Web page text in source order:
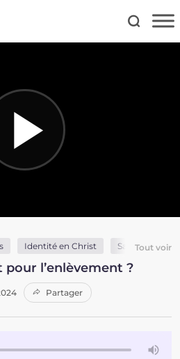
Identité en Christ SalutTout voir
l’enlèvement ?
Partager